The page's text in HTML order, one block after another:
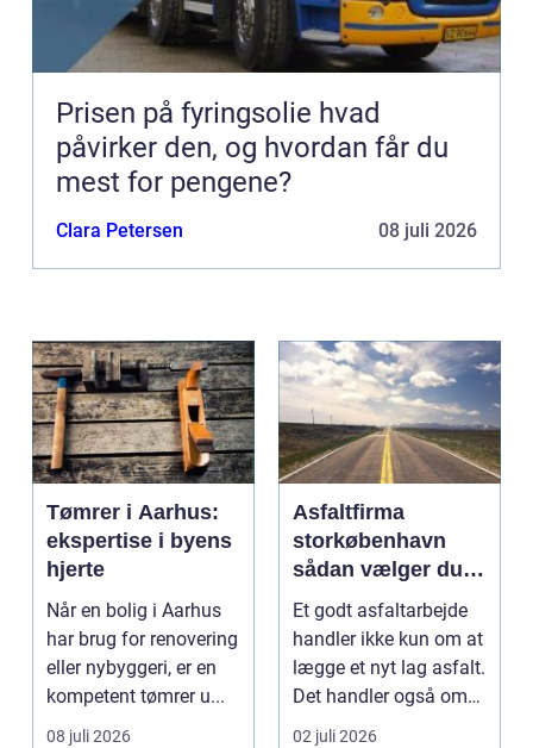
Prisen på fyringsolie hvad
påvirker den, og hvordan får du
mest for pengene?
Clara Petersen 08 juli 2026
Tømrer i Aarhus:
ekspertise i byens
hjerte
Når en bolig i Aarhus
har brug for renovering
eller nybyggeri, er en
kompetent tømrer u...
08 juli 2026
Asfaltfirma
storkøbenhavn
sådan vælger du
den rette
samarbejdspartner
Et godt asfaltarbejde
handler ikke kun om at
lægge et nyt lag asfalt.
Det handler også om
planlægnin...
02 juli 2026